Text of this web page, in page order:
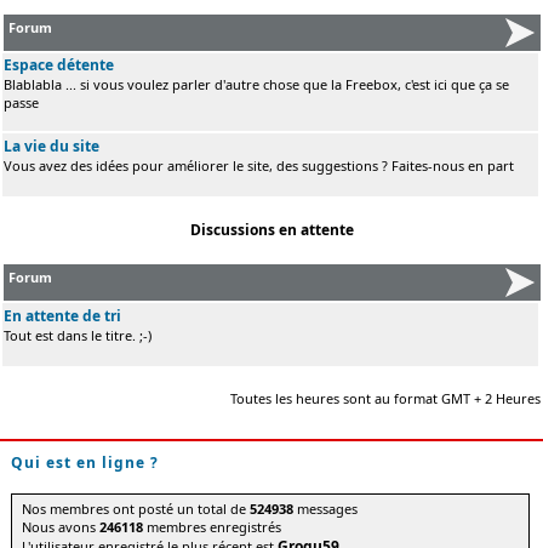
Forum
Espace détente
Blablabla ... si vous voulez parler d'autre chose que la Freebox, c'est ici que ça se
passe
La vie du site
Vous avez des idées pour améliorer le site, des suggestions ? Faites-nous en part
Discussions en attente
Forum
En attente de tri
Tout est dans le titre. ;-)
Toutes les heures sont au format GMT + 2 Heures
Qui est en ligne ?
Nos membres ont posté un total de524938 messages
Nous avons246118 membres enregistrés